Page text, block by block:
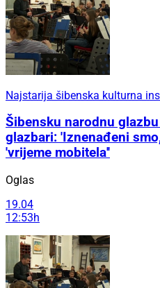
Najstarija šibenska kulturna
Šibensku narodnu
glazbari: 'Iznenađeni
'vrijeme mobitela''
Oglas
19.04
12:53h